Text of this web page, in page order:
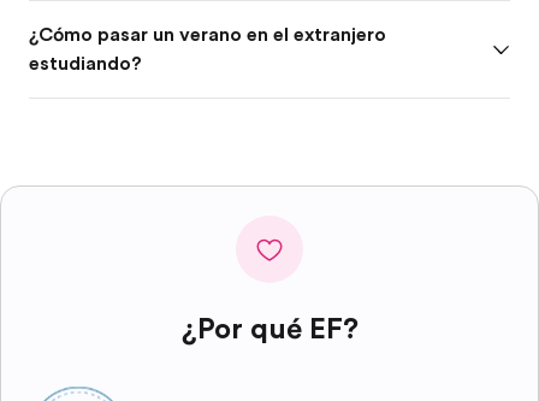
¿Cómo pasar un verano en el extranjero
estudiando?
¿Por qué EF?